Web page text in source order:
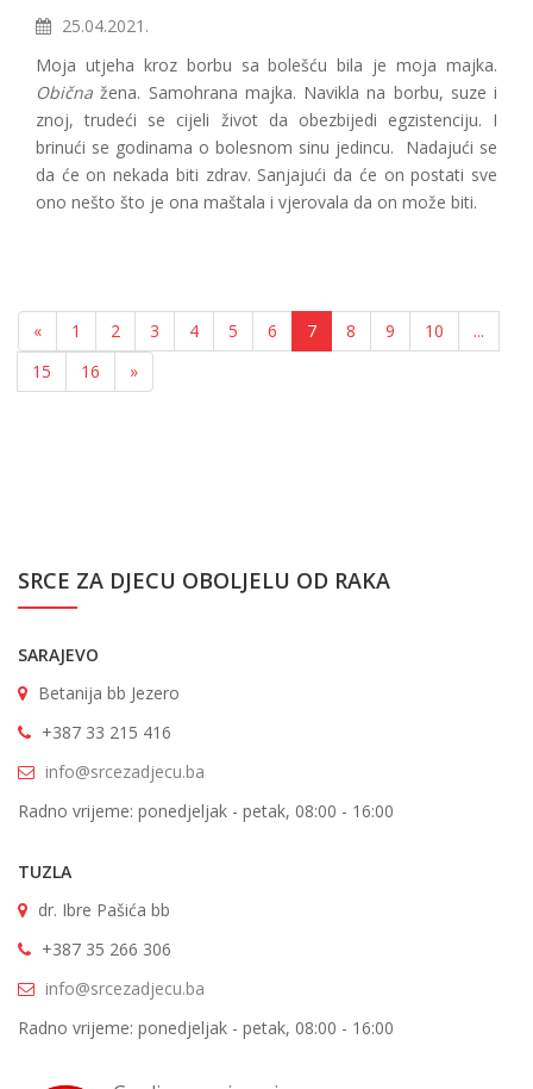
25.04.2021.
Moja utjeha kroz borbu sa bolešću bila je moja majka.
Običnažena. Samohrana majka. Navikla na borbu, suze i
znoj, trudeći se cijeli život da obezbijedi egzistenciju. I
brinući se godinama o bolesnom sinu jedincu. Nadajući se
da će on nekada biti zdrav. Sanjajući da će on postati sve
ono nešto što je ona maštala i vjerovala da on može biti.
« 1 2 3 4 5 6 7 8 9 10
...
15
16 »
SRCE ZA DJECU OBOLJELU OD RAKA
SARAJEVO
Betanija bb Jezero
+387 33 215 416
info@srcezadjecu.ba
Radno vrijeme: ponedjeljak - petak, 08:00 - 16:00
TUZLA
dr. Ibre Pašića bb
+387 35 266 306
info@srcezadjecu.ba
Radno vrijeme: ponedjeljak - petak, 08:00 - 16:00